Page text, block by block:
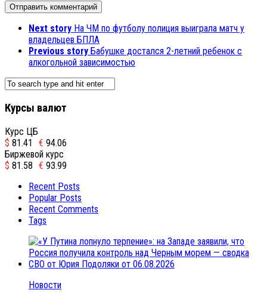
Next story На ЧМ по футболу полиция выиграла матч у
владельцев БПЛА
Previous story Бабушке достался 2-летний ребенок с
алкогольной зависимостью
Курсы валют
Курс ЦБ
$ 81.41 € 94.06
Биржевой курс
$ 81.58 € 93.99
Recent Posts
Popular Posts
Recent Comments
Tags
Новости